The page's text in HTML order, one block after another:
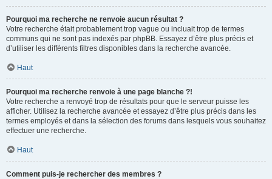
Pourquoi ma recherche ne renvoie aucun résultat ?
Votre recherche était probablement trop vague ou incluait trop de termes
communs qui ne sont pas indexés par phpBB. Essayez d’être plus précis et
d’utiliser les différents filtres disponibles dans la recherche avancée.
Haut
Pourquoi ma recherche renvoie à une page blanche ?!
Votre recherche a renvoyé trop de résultats pour que le serveur puisse les
afficher. Utilisez la recherche avancée et essayez d’être plus précis dans les
termes employés et dans la sélection des forums dans lesquels vous souhaitez
effectuer une recherche.
Haut
Comment puis-je rechercher des membres ?